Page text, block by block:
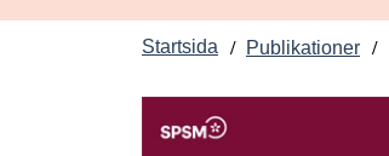
Startsida Publikationer